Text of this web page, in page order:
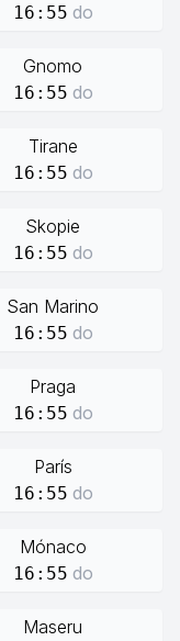
16:55 do
Gnomo
16:55 do
Tirane
16:55 do
Skopie
16:55 do
San Marino
16:55 do
Praga
16:55 do
París
16:55 do
Mónaco
16:55 do
Maseru